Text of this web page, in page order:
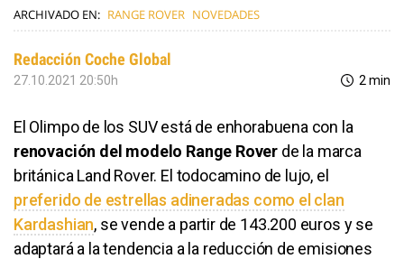
ARCHIVADO EN: RANGE ROVER NOVEDADES
Redacción Coche Global
27.10.2021 20:50h 2 min
El Olimpo de los SUV está de enhorabuena con la
renovación del modelo Range Rover de la marca
británica Land Rover. El todocamino de lujo, el
preferido de estrellas adineradas como el clan
Kardashian, se vende a partir de 143.200 euros y se
adaptará a la tendencia a la reducción de emisiones